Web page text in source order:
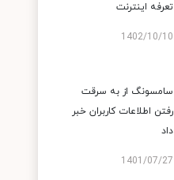
تعرفه اینترنت
1402/10/10
سامسونگ از به سرقت
رفتن اطلاعات کاربران خبر
داد
1401/07/27